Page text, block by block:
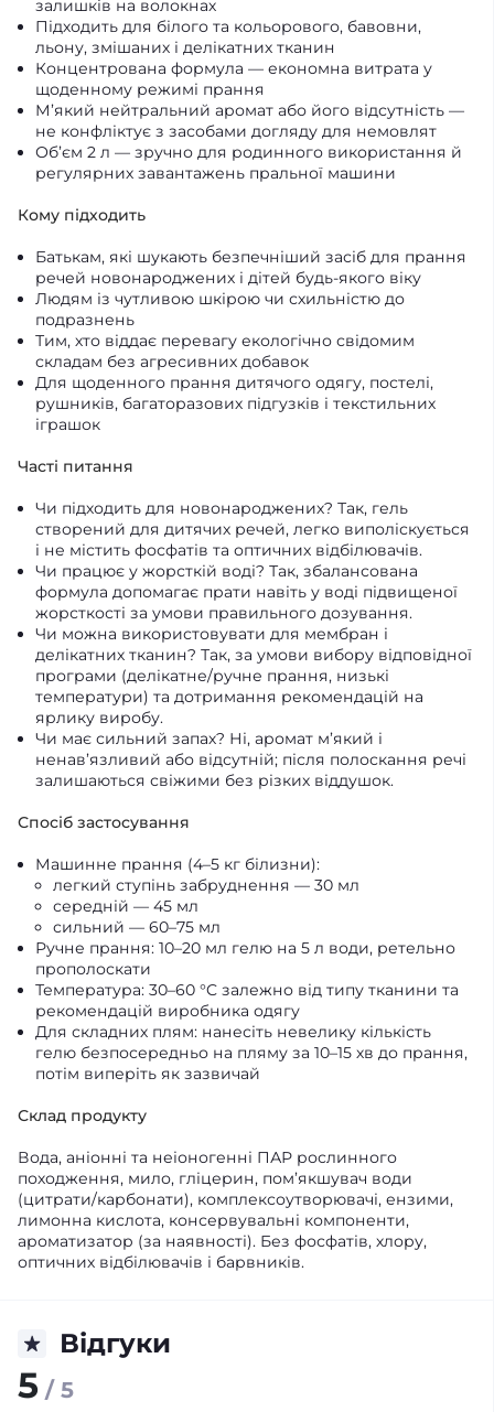
залишків на волокнах
Підходить для білого та кольорового, бавовни,
льону, змішаних і делікатних тканин
Концентрована формула — економна витрата у
щоденному режимі прання
М’який нейтральний аромат або його відсутність —
не конфліктує з засобами догляду для немовлят
Об’єм 2 л — зручно для родинного використання й
регулярних завантажень пральної машини
Кому підходить
Батькам, які шукають безпечніший засіб для прання
речей новонароджених і дітей будь-якого віку
Людям із чутливою шкірою чи схильністю до
подразнень
Тим, хто віддає перевагу екологічно свідомим
складам без агресивних добавок
Для щоденного прання дитячого одягу, постелі,
рушників, багаторазових підгузків і текстильних
іграшок
Часті питання
Чи підходить для новонароджених? Так, гель
створений для дитячих речей, легко виполіскується
і не містить фосфатів та оптичних відбілювачів.
Чи працює у жорсткій воді? Так, збалансована
формула допомагає прати навіть у воді підвищеної
жорсткості за умови правильного дозування.
Чи можна використовувати для мембран і
делікатних тканин? Так, за умови вибору відповідної
програми (делікатне/ручне прання, низькі
температури) та дотримання рекомендацій на
ярлику виробу.
Чи має сильний запах? Ні, аромат м’який і
ненав’язливий або відсутній; після полоскання речі
залишаються свіжими без різких віддушок.
Спосіб застосування
Машинне прання (4–5 кг білизни):
легкий ступінь забруднення — 30 мл
середній — 45 мл
сильний — 60–75 мл
Ручне прання: 10–20 мл гелю на 5 л води, ретельно
прополоскати
Температура: 30–60 °C залежно від типу тканини та
рекомендацій виробника одягу
Для складних плям: нанесіть невелику кількість
гелю безпосередньо на пляму за 10–15 хв до прання,
потім виперіть як зазвичай
Склад продукту
Вода, аніонні та неіоногенні ПАР рослинного
походження, мило, гліцерин, пом’якшувач води
(цитрати/карбонати), комплексоутворювачі, ензими,
лимонна кислота, консервувальні компоненти,
ароматизатор (за наявності). Без фосфатів, хлору,
оптичних відбілювачів і барвників.
Відгуки
5 / 5